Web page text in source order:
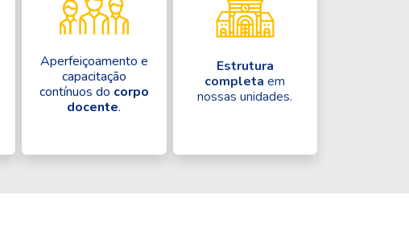
Aperfeiçoamento e
capacitação
contínuos do corpo
docente.
Estrutura
completa em
nossas unidades.